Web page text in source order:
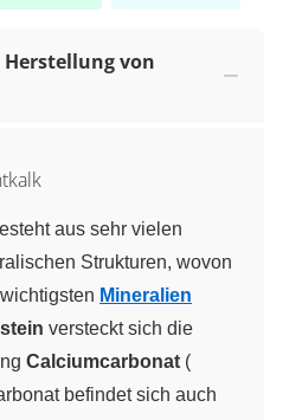
Herstellung von
aus sehr vielen
Strukturen, wovon
Mineralien
versteckt sich die
Calciumcarbonat (
befindet sich auch